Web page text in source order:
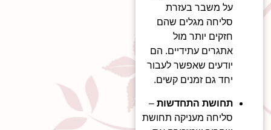
על משבר בעזרת
סליחה מגלים שהם
חזקים יותר מול
אתגרים עתידיים. הם
יודעים שאפשר לעבור
יחד גם זמנים קשים.
תחושת התחדשות –
סליחה מעניקה תחושת